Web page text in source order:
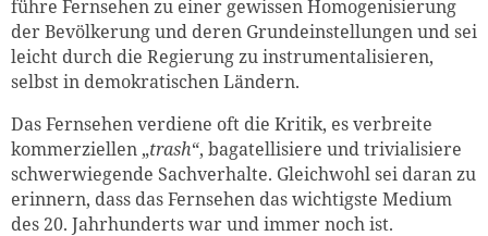
führe Fernsehen zu einer gewissen Homogenisierung
der Bevölkerung und deren Grundeinstellungen und sei
leicht durch die Regierung zu instrumentalisieren,
selbst in demokratischen Ländern.
Das Fernsehen verdiene oft die Kritik, es verbreite
kommerziellen „trash“, bagatellisiere und trivialisiere
schwerwiegende Sachverhalte. Gleichwohl sei daran zu
erinnern, dass das Fernsehen das wichtigste Medium
des 20. Jahrhunderts war und immer noch ist.